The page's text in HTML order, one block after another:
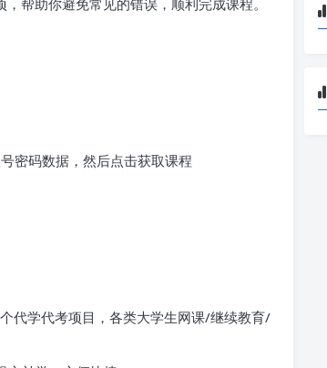
密码数据，然后点击获取课程
代学代考项目，各类大学生网课/继续教育/